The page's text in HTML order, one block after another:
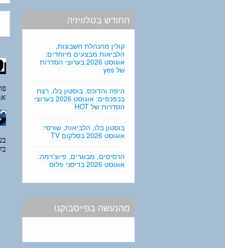
החודש בטלוויזיה
קולין מהנהלת חשבונות,
הלביאות מבצעים מיוחדים:
אוגוסט 2026 בערוצי הסדרות
של yes
היפה והדוכס, בוסטון בלו, רצח
בכפכפים: אוגוסט 2026 בערוצי
הסדרות של HOT
בוסטון בלו, הלביאות, שורסי:
אוגוסט 2026 בסלקום TV
הרסיסים, מבוגרים, פיוצ'רמה:
אוגוסט 2026 בדיסני פלוס
מהנעשה בפייסבוקנו